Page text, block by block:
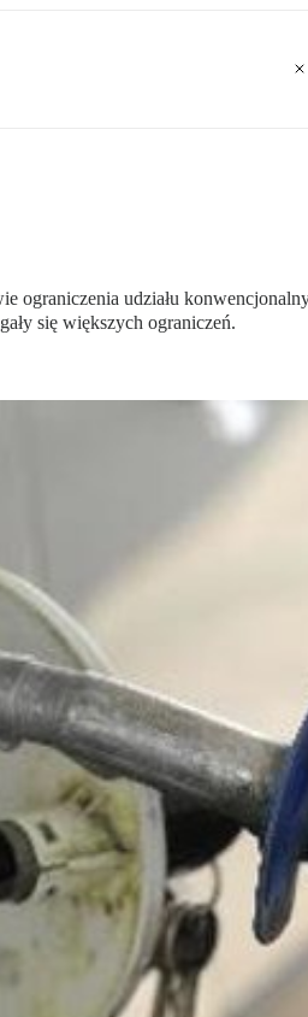
ograniczenia udziału
się większych ograniczeń.